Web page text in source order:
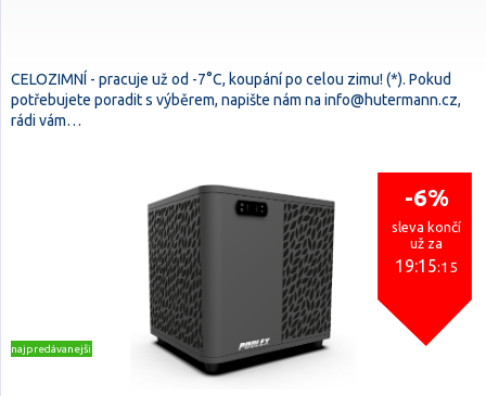
CELOZIMNÍ - pracuje už od -7°C, koupání po celou zimu! (*). Pokud
potřebujete poradit s výběrem, napište nám na info@hutermann.cz,
rádi vám…
-6%
sleva končí
už za
19:15:14
najpredávanejšie